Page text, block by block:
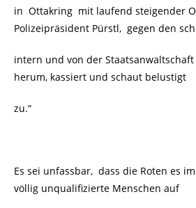
in Ottakring mit laufend steigender
Polizeipräsident Pürstl, gegen den
intern und von der
herum, kassiert und schaut belustigt
zu.“
Es sei unfassbar, dass die Roten es
völlig unqualifizierte Menschen auf